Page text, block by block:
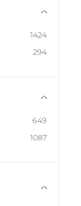
1424
294
649
1087